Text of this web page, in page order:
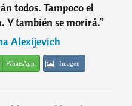
todos. Tampoco el
Y también se morirá.”
Alexijevich
WhatsApp Imagen